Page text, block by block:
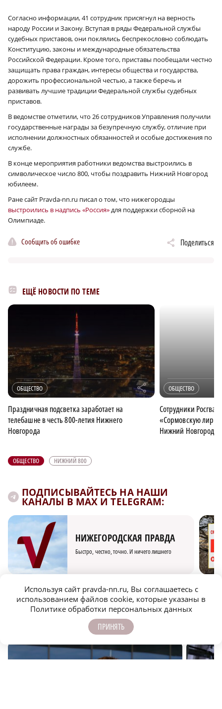
Согласно информации, 41 сотрудник присягнул на верность
народу России и Закону. Вступая в ряды Федеральной службы
судебных приставов, они поклялись беспрекословно соблюдать
Конституцию, законы и международные обязательства
Российской Федерации. Кроме того, приставы пообещали честно
защищать права граждан, интересы общества и государства,
дорожить профессиональной честью, а также беречь и
развивать лучшие традиции Федеральной службы судебных
приставов.
В ведомстве отметили, что 26 сотрудников Управления получили
государственные награды за безупречную службу, отличие при
исполнении должностных обязанностей и особые достижения по
службе.
В конце мероприятия работники ведомства выстроились в
символическое число 800, чтобы поздравить Нижний Новгород
юбилеем.
Ране сайт Pravda-nn.ru писал о том, что нижегородцы
выстроились в надпись «Россия» для поддержки сборной на
Олимпиаде.
Сообщить об ошибке Поделиться
ЕЩЁ НОВОСТИ ПО ТЕМЕ
ОБЩЕСТВО r
Праздничная подсветка заработает на
телебашне в честь 800-летия Нижнего
Новгорода
ОБЩЕСТВО
Сотрудники
«Сормовскую
Нижний Новгород с
ОБЩЕСТВО НИЖНИЙ 800
ПОДПИСЫВАЙТЕСЬ НА НАШИ
КАНАЛЫ В MAX И TELEGRAM:
НИЖЕГОРОДСКАЯ ПРАВДА
Быстро, честно, точно. И ничего лишнего
МОЛОДЕЖЬ МЕНЯЕТ МИР
Используя сайт pravda-nn.ru, Вы соглашаетесь с
использованием файлов cookie, которые указаны в
Политике обработки персональных данных
ПРИНЯТЬ